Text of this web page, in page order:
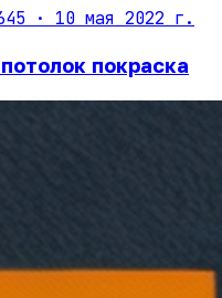
· 10 мая 2022 г.
покраска